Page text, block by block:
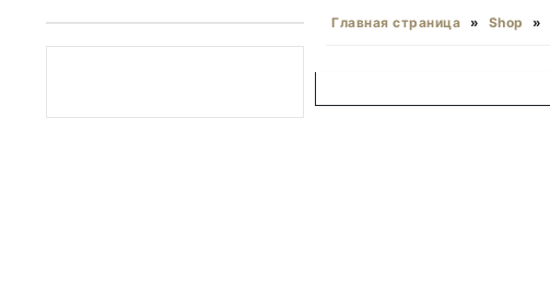
Главная страница » Shop »